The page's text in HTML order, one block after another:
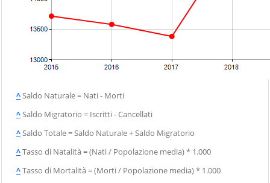
^Saldo Naturale = Nati - Morti
^Saldo Migratorio = Iscritti - Cancellati
^Saldo Totale = Saldo Naturale + Saldo Migratorio
^Tasso di Natalità = (Nati / Popolazione media) * 1.000
^Tasso di Mortalità = (Morti / Popolazione media) * 1.000